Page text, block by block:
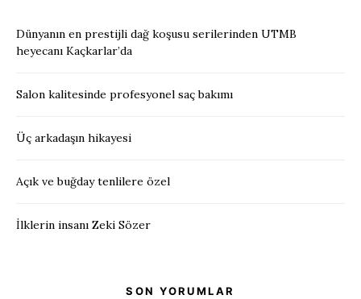
Dünyanın en prestijli dağ koşusu serilerinden UTMB
heyecanı Kaçkarlar’da
Salon kalitesinde profesyonel saç bakımı
Üç arkadaşın hikayesi
Açık ve buğday tenlilere özel
İlklerin insanı Zeki Sözer
SON YORUMLAR